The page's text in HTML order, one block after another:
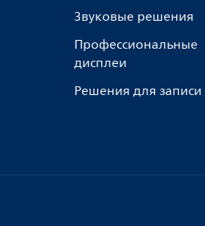
Звуковые решения
Профессиональные
дисплеи
Решения для записи